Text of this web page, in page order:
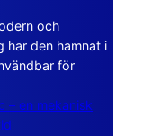
och
den hamnat i
för
– en mekanisk